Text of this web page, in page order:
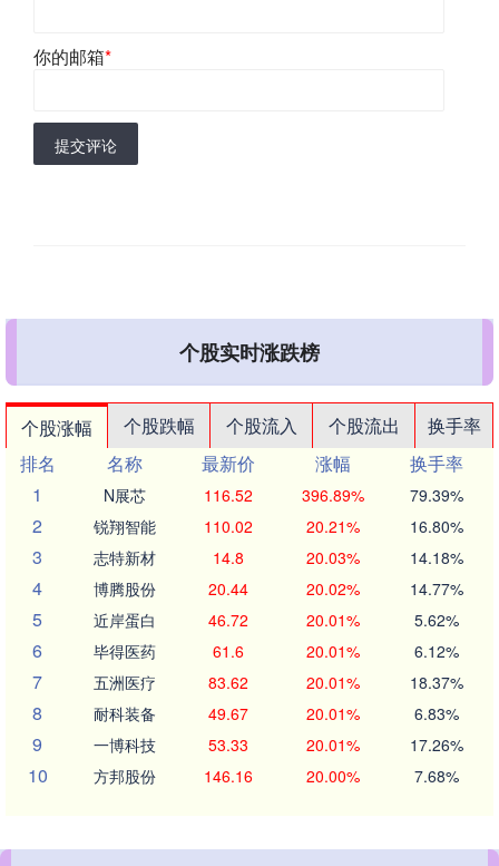
你的邮箱*
提交评论
个股实时涨跌榜
个股涨幅 个股跌幅 个股流入 个股流出
换手率
排名
名称 最新价 涨幅
换手率
1
N展芯 116.52 396.89% 79.39%
2 锐翔智能 110.02 20.21% 16.80%
3 志特新材 14.8 20.03% 14.18%
4 博腾股份 20.44 20.02% 14.77%
5 近岸蛋白 46.72 20.01% 5.62%
6 毕得医药 61.6 20.01% 6.12%
7 五洲医疗 83.62 20.01% 18.37%
8 耐科装备 49.67 20.01% 6.83%
9 一博科技 53.33 20.01% 17.26%
10 方邦股份 146.16 20.00% 7.68%